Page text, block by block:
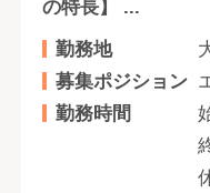
の特長】 ...
勤務地
募集ポジション
勤務時間